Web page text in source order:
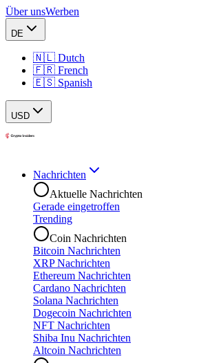
Über unsWerben
DE
🇳🇱 Dutch
🇫🇷 French
🇪🇸 Spanish
USD
Nachrichten
Aktuelle Nachrichten
Gerade eingetroffen
Trending
Coin Nachrichten
Bitcoin Nachrichten
XRP Nachrichten
Ethereum Nachrichten
Cardano Nachrichten
Solana Nachrichten
Dogecoin Nachrichten
NFT Nachrichten
Shiba Inu Nachrichten
Altcoin Nachrichten